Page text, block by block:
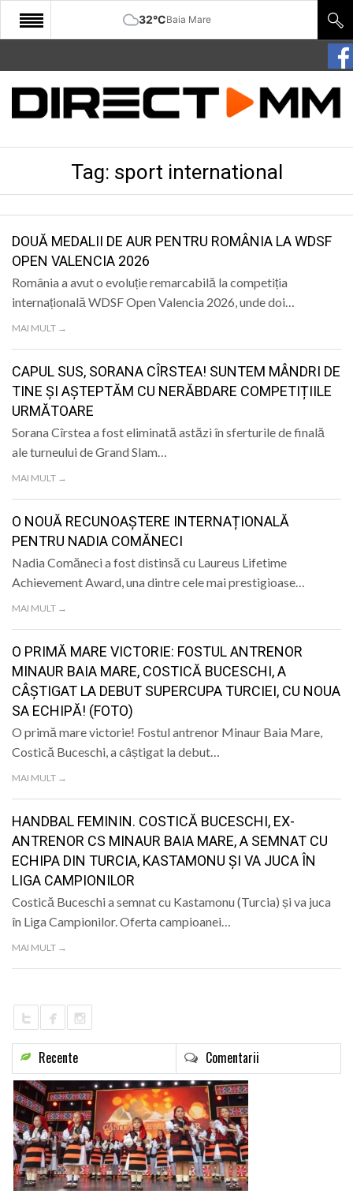
32°CBaia Mare
START
COMUNITATE
CULTURA
SANATATE
SPORT
SPECIAL
POLITIC
LIFE
Tag: sport international
DOUĂ MEDALII DE AUR PENTRU ROMÂNIA LA WDSF
OPEN VALENCIA 2026
România a avut o evoluție remarcabilă la competiția
internațională WDSF Open Valencia 2026, unde doi…
MAI MULT →
CAPUL SUS, SORANA CÎRSTEA! SUNTEM MÂNDRI DE
TINE ȘI AȘTEPTĂM CU NERĂBDARE COMPETIȚIILE
URMĂTOARE
Sorana Cîrstea a fost eliminată astăzi în sferturile de finală
ale turneului de Grand Slam…
MAI MULT →
O NOUĂ RECUNOAȘTERE INTERNAȚIONALĂ
PENTRU NADIA COMĂNECI
Nadia Comăneci a fost distinsă cu Laureus Lifetime
Achievement Award, una dintre cele mai prestigioase…
MAI MULT →
O PRIMĂ MARE VICTORIE: FOSTUL ANTRENOR
MINAUR BAIA MARE, COSTICĂ BUCESCHI, A
CÂȘTIGAT LA DEBUT SUPERCUPA TURCIEI, CU NOUA
SA ECHIPĂ! (FOTO)
O primă mare victorie! Fostul antrenor Minaur Baia Mare,
Costică Buceschi, a câștigat la debut…
MAI MULT →
HANDBAL FEMININ. COSTICĂ BUCESCHI, EX-
ANTRENOR CS MINAUR BAIA MARE, A SEMNAT CU
ECHIPA DIN TURCIA, KASTAMONU ȘI VA JUCA ÎN
LIGA CAMPIONILOR
Costică Buceschi a semnat cu Kastamonu (Turcia) și va juca
în Liga Campionilor. Oferta campioanei…
MAI MULT →
Recente Comentarii